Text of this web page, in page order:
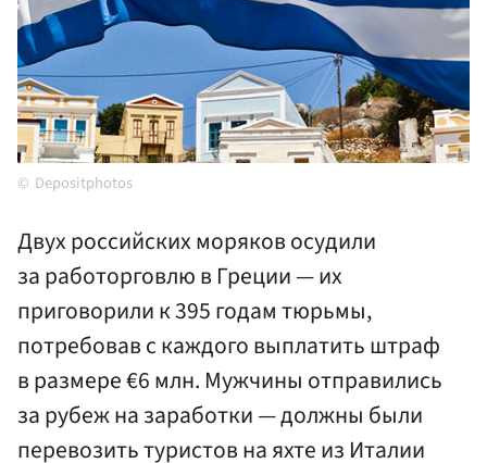
Depositphotos
Двух российских моряков осудили
за работорговлю в Греции — их
приговорили к 395 годам тюрьмы,
потребовав с каждого выплатить штраф
в размере €6 млн. Мужчины отправились
за рубеж на заработки — должны были
перевозить туристов на яхте из Италии